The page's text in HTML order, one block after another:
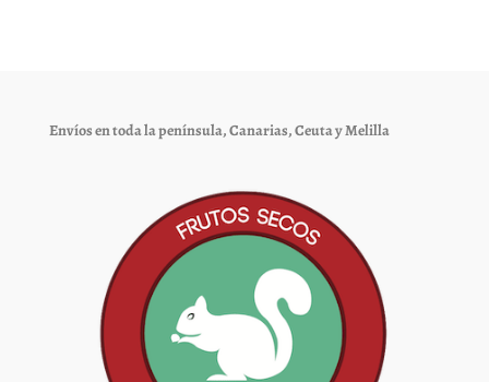
elegir
página
de
Envíos en toda la península, Canarias, Ceuta y Melilla